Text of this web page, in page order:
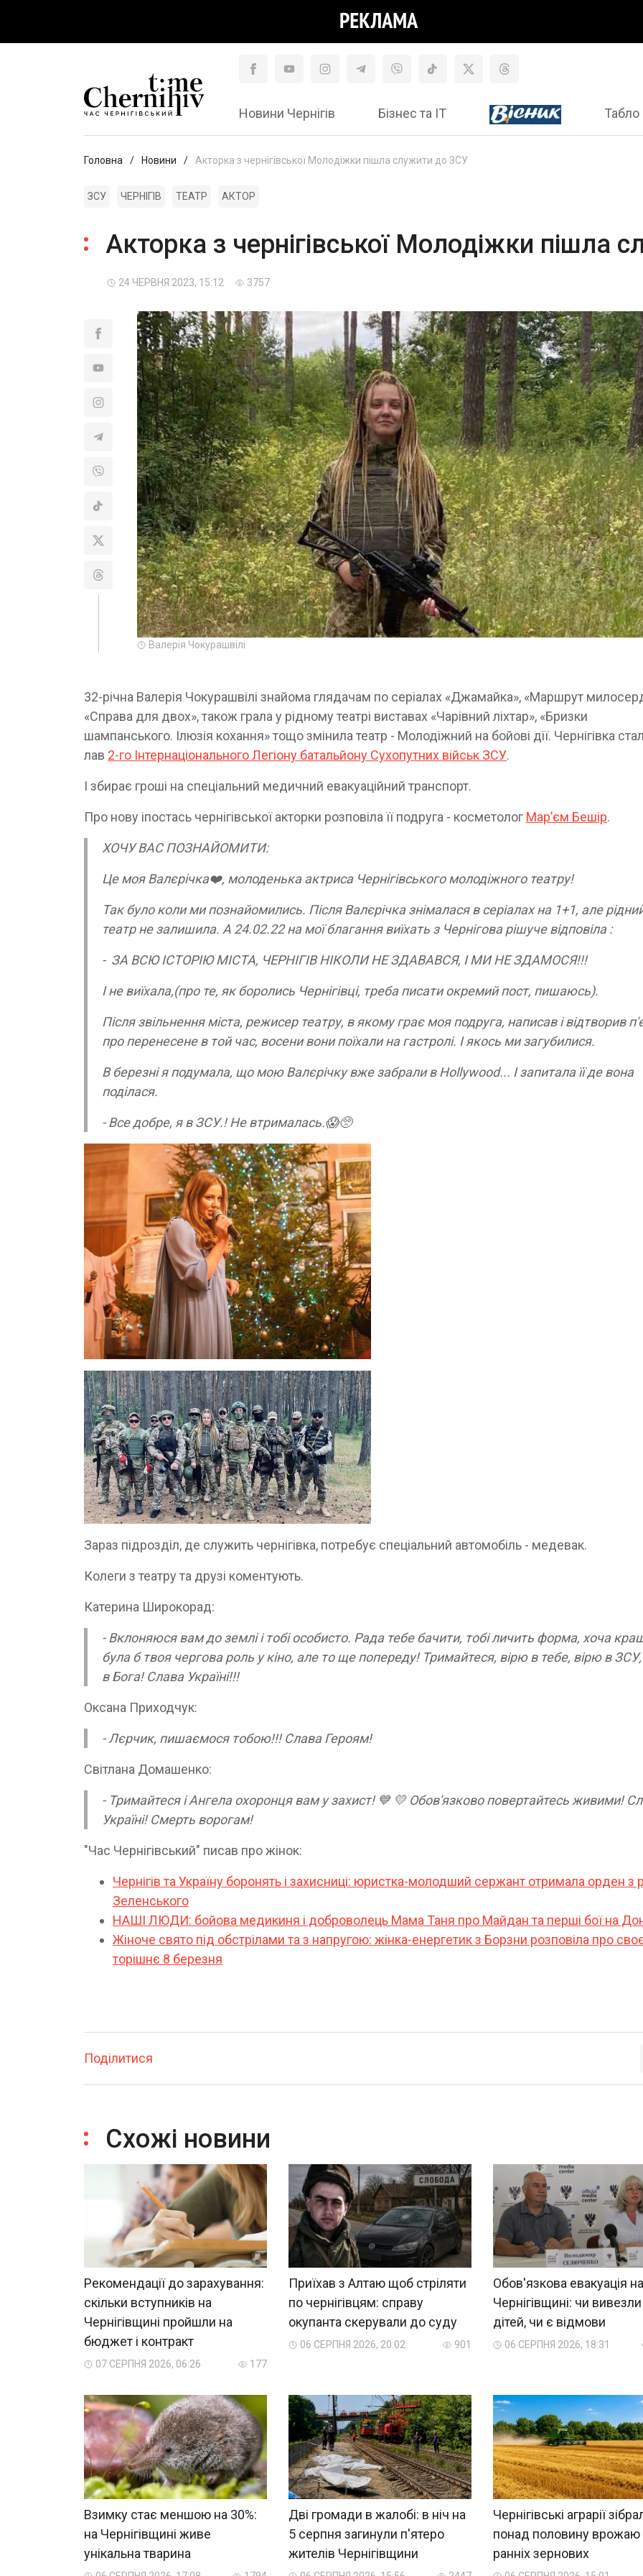
Новини Чернігів Бізнес та ІТ Табло
Головна Новини Акторка з чернігівської Молодіжки пішла служити до ЗСУ
ЗСУ ЧЕРНІГІВ ТЕАТР АКТОР
Акторка з чернігівської Молодіжки пішла
24 ЧЕРВНЯ 2023, 15:12 3757
Валерія Чокурашвілі
32-річна Валерія Чокурашвілі знайома глядачам по серіалах «Джамайка», «Маршрут
«Справа для двох», також грала у рідному театрі виставах «Чарівний ліхтар», «Бризки
шампанського. Ілюзія кохання» тощо змінила театр - Молодіжний на бойові дії. Чернігівка
лав 2-го Інтернаціонального Легіону батальйону Сухопутних військ ЗСУ.
І збирає гроші на спеціальний медичний евакуаційний транспорт.
Про нову іпостась чернігівської акторки розповіла її подруга - косметолог Марʼєм Бешір.
ХОЧУ ВАС ПОЗНАЙОМИТИ:
Це моя Валєрічка❤️, молоденька актриса Чернігівського молодіжного театру!
Так було коли ми познайомились. Після Валєрічка знімалася в серіалах на 1+1, але
театр не залишила. А 24.02.22 на мої благання виїхать з Чернігова рішуче відповіла :
- ЗА ВСЮ ІСТОРІЮ МІСТА, ЧЕРНІГІВ НІКОЛИ НЕ ЗДАВАВСЯ, І МИ НЕ ЗДАМОСЯ!!!
І не виїхала,(про те, як боролись Чернігівці, треба писати окремий пост, пишаюсь).
Після звільнення міста, режисер театру, в якому грає моя подруга, написав і відтворив
про перенесене в той час, восени вони поїхали на гастролі. І якось ми загубилися.
В березні я подумала, що мою Валєрічку вже забрали в Hollywood... І запитала її де вона
поділася.
- Все добре, я в ЗСУ.! Не втрималась.😱🥺
Зараз підрозділ, де служить чернігівка, потребує спеціальний автомобіль - медевак.
Колеги з театру та друзі коментують.
Катерина Широкорад:
- Вклоняюся вам до землі і тобі особисто. Рада тебе бачити, тобі личить форма, хоча
була б твоя чергова роль у кіно, але то ще попереду! Тримайтеся, вірю в тебе, вірю в
в Бога! Слава Україні!!!
Оксана Приходчук:
- Лєрчик, пишаємося тобою!!! Слава Героям!
Світлана Домашенко:
- Тримайтеся і Ангела охоронця вам у захист! 💙 💛 Обов'язково повертайтесь живими!
Україні! Смерть ворогам!
"Час Чернігівський" писав про жінок:
Чернігів та Україну боронять і захисниці: юристка-молодший сержант отримала орден з
Зеленського
НАШІ ЛЮДИ: бойова медикиня і доброволець Мама Таня про Майдан та перші бої на
Жіноче свято під обстрілами та з напругою: жінка-енергетик з Борзни розповіла про
торішнє 8 березня
Поділитися
Схожі новини
Рекомендації до зарахування:
скільки вступників на
Чернігівщині пройшли на
бюджет і контракт
07 СЕРПНЯ 2026, 06:26 177
Приїхав з Алтаю щоб стріляти
по чернігівцям: справу
окупанта скерували до суду
06 СЕРПНЯ 2026, 20:02 901
Обов'язкова евакуація на
Чернігівщині: чи вивезли
дітей, чи є відмови
06 СЕРПНЯ 2026, 18:31
Взимку стає меншою на 30%:
на Чернігівщині живе
унікальна тварина
Дві громади в жалобі: в ніч на
5 серпня загинули п'ятеро
жителів Чернігівщини
Чернігівські аграрії
понад половину врожаю
ранніх зернових